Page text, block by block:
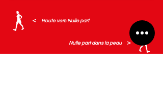
< Route vers Nulle part
Nulle part dans la peau >